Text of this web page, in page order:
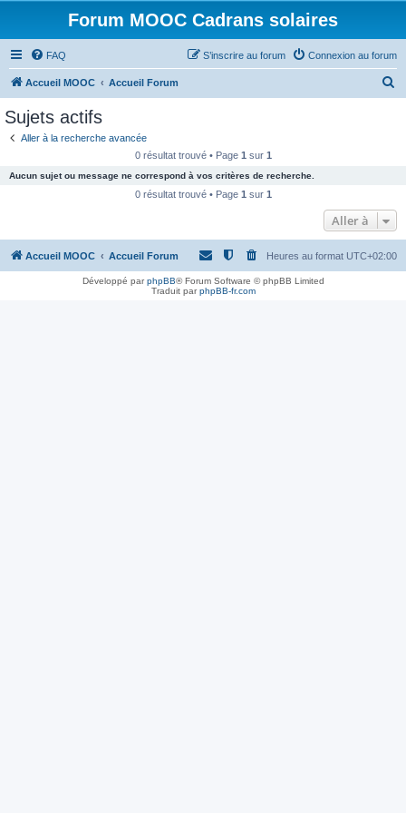
Forum MOOC Cadrans solaires
FAQ Connexion au forum
S’inscrire au forum
Accueil MOOC Accueil Forum
c
e
Sujets actifs
Aller à la recherche avancée
0 résultat trouvé • Page 1 sur 1
Aucun sujet ou message ne correspond à vos critères de recherche.
0 résultat trouvé • Page 1 sur 1
Aller à
Accueil MOOC Accueil Forum Heures au format UTC+02:00
Développé parphpBB® Forum Software © phpBB Limited
Traduit parphpBB-fr.com